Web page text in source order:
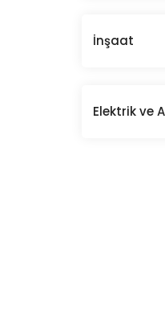
İnşaat
Elektrik ve